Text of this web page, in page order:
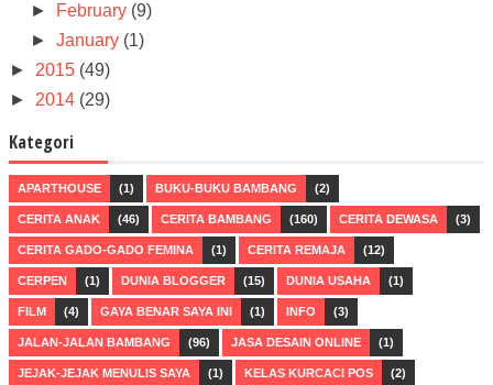
►
February (9)
►January (1)
► 2015 (49)
► 2014 (29)
Kategori
APARTHOUSE (1) BUKU-BUKU BAMBANG (2)
CERITA ANAK (46) CERITA BAMBANG (160) CERITA DEWASA (3)
CERITA GADO-GADO FEMINA (1) CERITA REMAJA (12)
CERPEN (1) DUNIA BLOGGER (15) DUNIA USAHA (1)
FILM (4) GAYA BENAR SAYA INI (1) INFO (3)
JALAN-JALAN BAMBANG (96) JASA DESAIN ONLINE (1)
JEJAK-JEJAK MENULIS SAYA (1) KELAS KURCACI POS (2)